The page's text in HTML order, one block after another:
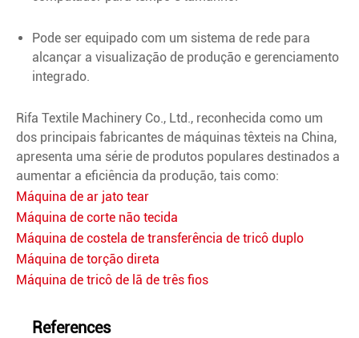
Pode ser equipado com um sistema de rede para
alcançar a visualização de produção e gerenciamento
integrado.
Rifa Textile Machinery Co., Ltd., reconhecida como um
dos principais fabricantes de máquinas têxteis na China,
apresenta uma série de produtos populares destinados a
aumentar a eficiência da produção, tais como:
Máquina de ar jato tear
Máquina de corte não tecida
Máquina de costela de transferência de tricô duplo
Máquina de torção direta
Máquina de tricô de lã de três fios
References